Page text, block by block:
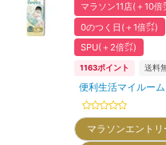
マラソン11店(＋10倍
0のつく日(＋1倍㌽)
SPU(＋2倍㌽)
1163ポイント 送料
便利生活マイルー
マラソンエント